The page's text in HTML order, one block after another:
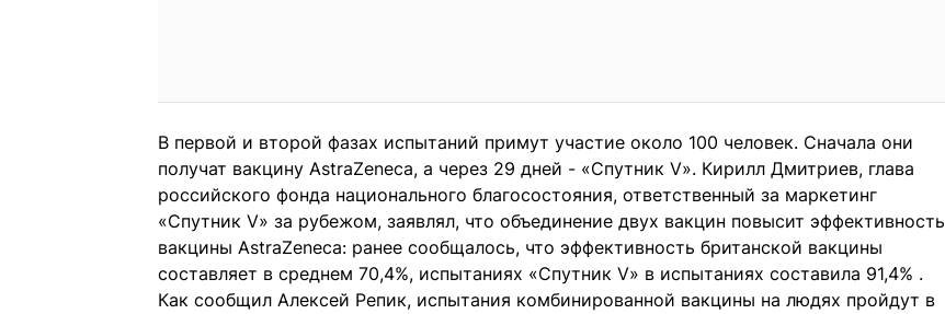
В первой и второй фазах испытаний примут участие около 100 человек. Сначала они
получат вакцину AstraZeneca, а через 29 дней - «Спутник V». Кирилл Дмитриев, глава
российского фонда национального благосостояния, ответственный за маркетинг
«Спутник V» за рубежом, заявлял, что объединение двух вакцин повысит эффективность
вакцины AstraZeneca: ранее сообщалось, что эффективность британской вакцины
составляет в среднем 70,4%, испытаниях «Спутник V» в испытаниях составила 91,4% .
Как сообщил Алексей Репик, испытания комбинированной вакцины на людях пройдут в